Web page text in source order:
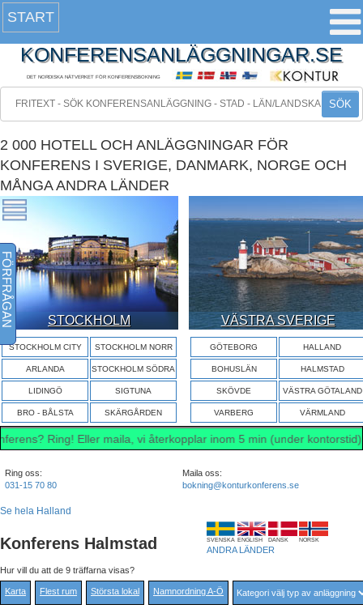
START
KONFERENSANLÄGGNINGAR.SE
DET NORDISKA NÄTVERKET FÖR KONFERENSBOKNING
SÖK
2 000 HOTELL OCH ANLÄGGNINGAR FÖR
KONFERENS I SVERIGE, DANMARK, NORGE OCH
MÅNGA ANDRA LÄNDER
STOCKHOLM
STOCKHOLM CITY STOCKHOLM NORR
ARLANDA STOCKHOLM SÖDRA
LIDINGÖ SIGTUNA
BRO - BÅLSTA SKÄRGÅRDEN
VÄSTRA SVERIGE
GÖTEBORG HALLAND
BOHUSLÄN HALMSTAD
SKÖVDE VÄSTRA GÖTALAND
VARBERG VÄRMLAND
Eller maila, vi återkopplar inom 5 min (under kontorstid) -
Ring oss:
031-15 70 80
Maila oss:
bokning@konturkonferens.se
Se hela Halland
Konferens Halmstad SVENSKA ENGLISH DANSK NORSK
ANDRA LÄNDER
Hur vill du att de 9 träffarna visas?
Karta Flest rum Största lokal Namnordning A-Ö
FÖRFRÅGAN